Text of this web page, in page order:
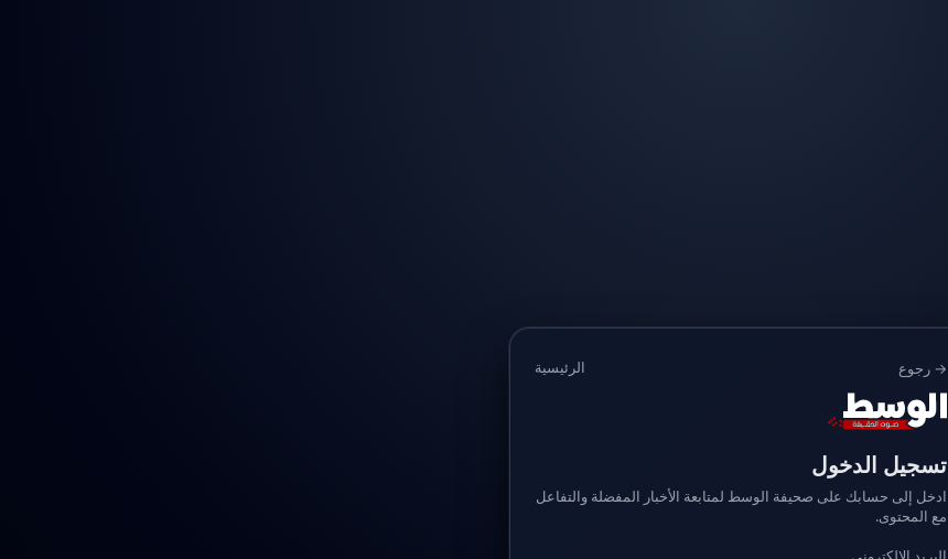
→ رجوع الرئيسية
تسجيل الدخول
ادخل إلى حسابك على صحيفة الوسط لمتابعة الأخبار المفضلة والتفاعل
مع المحتوى.